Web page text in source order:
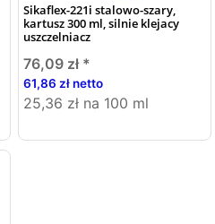
Sikaflex-221i stalowo-szary,
kartusz 300 ml, silnie klejacy
uszczelniacz
76,09 zł *
61,86 zł netto
25,36 zł na 100 ml